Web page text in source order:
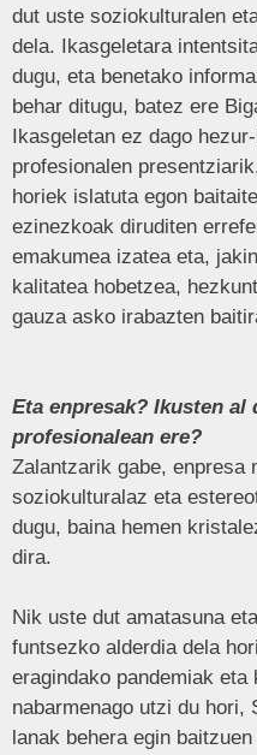
dut uste soziokulturalen
dela. Ikasgeletara
dugu, eta benetako
behar ditugu, batez ere
Ikasgeletan ez dago
profesionalen
horiek islatuta egon
ezinezkoak diruditen
emakumea izatea eta,
kalitatea hobetzea,
gauza asko irabazten
Eta enpresak? Ikusten al
profesionalean ere?
Zalantzarik gabe, enpresa
soziokulturalaz eta
dugu, baina hemen
dira.
Nik uste dut amatasuna
funtsezko alderdia dela
eragindako pandemiak eta
nabarmenago utzi du hori,
lanak behera egin